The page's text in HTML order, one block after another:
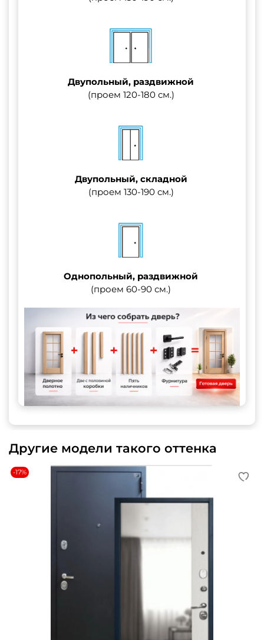
Двупольный, раздвижной
(проем 120-180 см.)
Двупольный, складной
(проем 130-190 см.)
Однопольный, раздвижной
(проем 60-90 см.)
Другие модели такого оттенка
-17%